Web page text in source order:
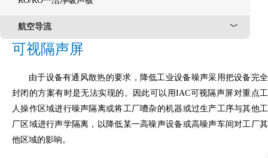
﹀
航空导流
可视隔声屏
由于设备有通风散热的要求，降低工业设备噪声采用把设备完全
封闭的方案有时是无法实现的。因此可以用IAC可视隔声屏对重点工
人操作区域进行噪声隔离或将工厂嘈杂的机器或过生产工序与其他工
厂区域进行声学隔离，以降低某一高噪声设备或高噪声车间对工厂其
他区域的影响。